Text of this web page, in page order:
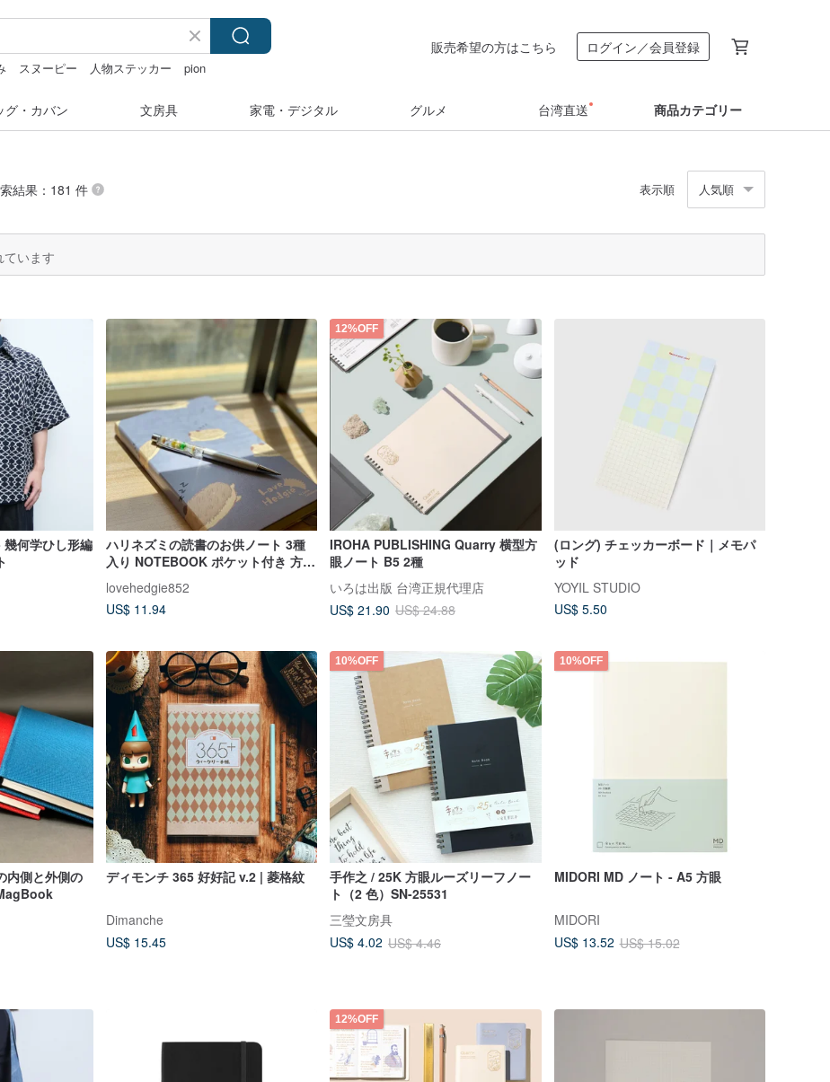
スヌーピー 人物ステッカー
pion
販売希望の方はこちら ログイン／会員登録
グ・カバン 文房具 家電・デジタル グルメ 台湾直送 商品カテゴリー
結果：181 件 表示順 人気順
います
何学ひし形編
ハリネズミの読書のお供ノート 3種
入り NOTEBOOK ポケット付き 方眼
lovehedgie852
US$ 11.94
12%OFF
IROHA PUBLISHING Quarry 横型方
眼ノート B5 2種
いろは出版 台湾正規代理店
US$ 21.90 US$ 24.88
(ロング) チェッカーボード｜メモパ
ッド
YOYIL STUDIO
US$ 5.50
内側と外側の
ディモンチ 365 好好記 v.2 | 菱格紋
Dimanche
US$ 15.45
10%OFF
手作之 / 25K 方眼ルーズリーフノー
ト（2 色）SN-25531
三瑩文房具
US$ 4.02 US$ 4.46
10%OFF
MIDORI MD ノート - A5 方眼
MIDORI
US$ 13.52 US$ 15.02
12%OFF